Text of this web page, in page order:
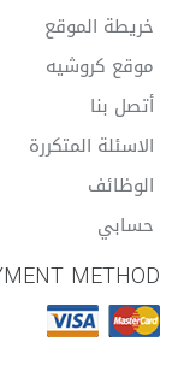
خريطة الموقع
موقع كروشيه
أتصل بنا
الاسئلة المتكررة
الوظائف
حسابي
METHOD